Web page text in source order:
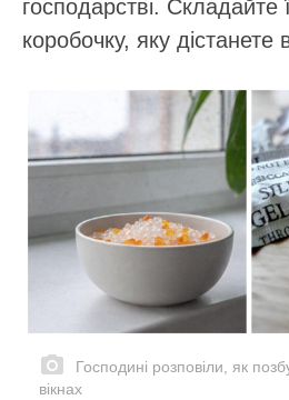
господарстві. Складайте
коробочку, яку дістанете
Господині розповіли, як
вікнах